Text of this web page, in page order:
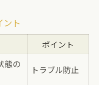
較一覧
投資計画
運用の考え方
産移転方法
ント
ポイント
態の
トラブル防止